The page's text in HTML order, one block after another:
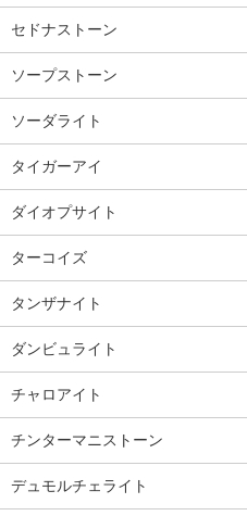
セドナストーン
ソープストーン
ソーダライト
タイガーアイ
ダイオプサイト
ターコイズ
タンザナイト
ダンビュライト
チャロアイト
チンターマニストーン
デュモルチェライト